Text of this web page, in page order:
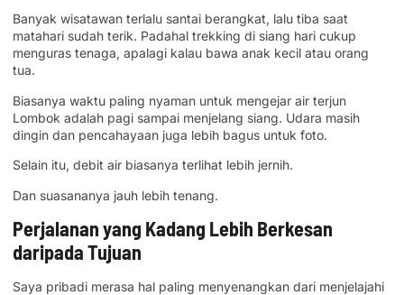
Banyak wisatawan terlalu santai berangkat, lalu tiba saat
matahari sudah terik. Padahal trekking di siang hari cukup
menguras tenaga, apalagi kalau bawa anak kecil atau orang
tua.
Biasanya waktu paling nyaman untuk mengejar air terjun
Lombok adalah pagi sampai menjelang siang. Udara masih
dingin dan pencahayaan juga lebih bagus untuk foto.
Selain itu, debit air biasanya terlihat lebih jernih.
Dan suasananya jauh lebih tenang.
Perjalanan yang Kadang Lebih Berkesan
daripada Tujuan
Saya pribadi merasa hal paling menyenangkan dari menjelajahi